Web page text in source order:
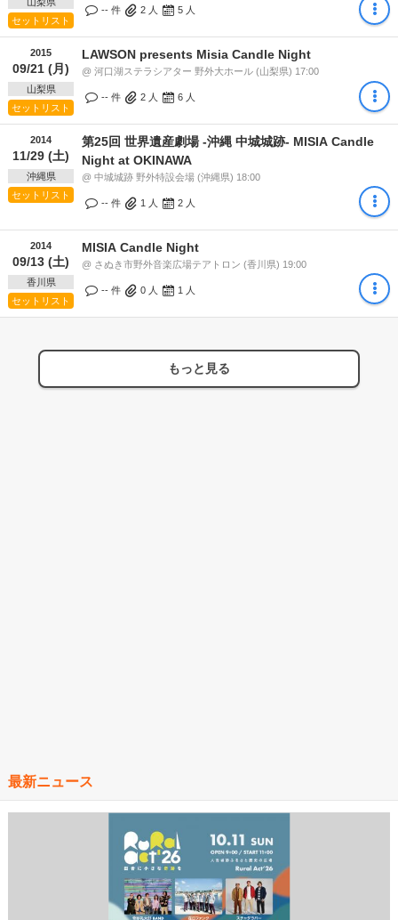
セットリスト
-- 件 2 人 5 人
2015
09/21 (月)
山梨県
セットリスト
LAWSON presents Misia Candle Night
@ 河口湖ステラシアター 野外大ホール (山梨県) 17:00
-- 件 2 人 6 人
2014
11/29 (土)
沖縄県
セットリスト
第25回 世界遺産劇場 -沖縄 中城城跡- MISIA Candle
Night at OKINAWA
@ 中城城跡 野外特設会場 (沖縄県) 18:00
-- 件 1 人 2 人
2014
09/13 (土)
香川県
セットリスト
MISIA Candle Night
@ さぬき市野外音楽広場テアトロン (香川県) 19:00
-- 件 0 人 1 人
もっと見る
最新ニュース